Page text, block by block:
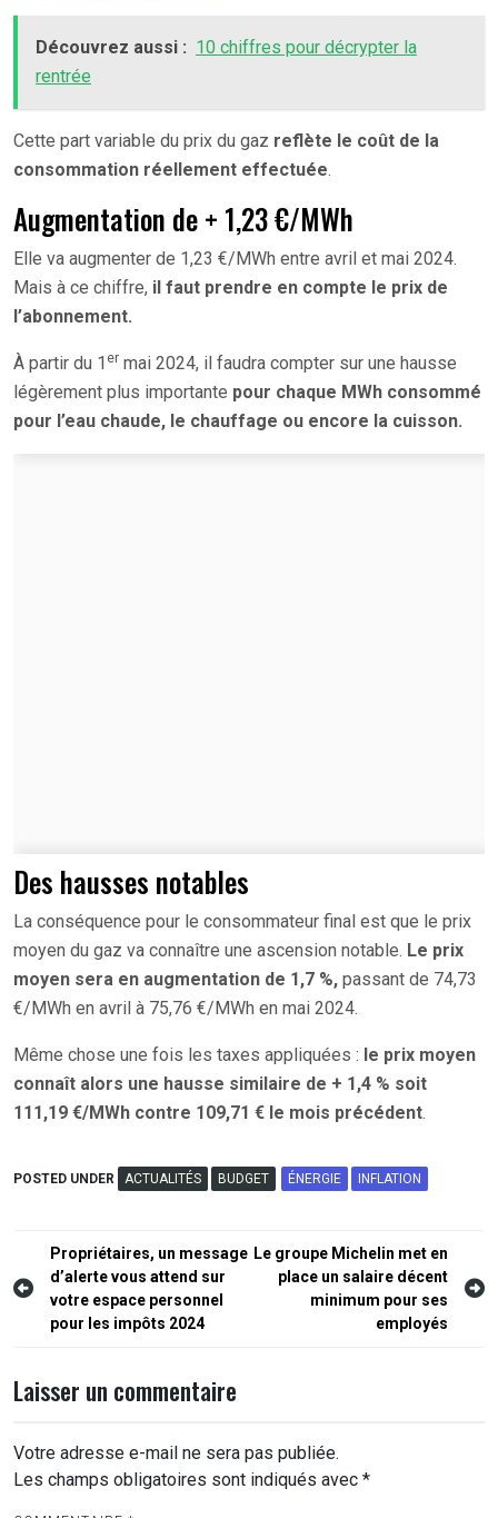
Découvrez aussi : 10 chiffres pour décrypter la
rentrée
Cette part variable du prix du gaz reflète le coût de la
consommation réellement effectuée.
Augmentation de + 1,23 €/MWh
Elle va augmenter de 1,23 €/MWh entre avril et mai 2024.
Mais à ce chiffre, il faut prendre en compte le prix de
l’abonnement.
À partir du 1 er mai 2024, il faudra compter sur une hausse
légèrement plus importante pour chaque MWh consommé
pour l’eau chaude, le chauffage ou encore la cuisson.
Des hausses notables
La conséquence pour le consommateur final est que le prix
moyen du gaz va connaître une ascension notable. Le prix
moyen sera en augmentation de 1,7 %, passant de 74,73
€/MWh en avril à 75,76 €/MWh en mai 2024.
Même chose une fois les taxes appliquées : le prix moyen
connaît alors une hausse similaire de + 1,4 % soit
111,19 €/MWh contre 109,71 € le mois précédent.
POSTED UNDER ACTUALITÉS BUDGET ÉNERGIE INFLATION
Navigation
de
l’article
Propriétaires, un message
d’alerte vous attend sur
votre espace personnel
pour les impôts 2024
Le groupe Michelin met en
place un salaire décent
minimum pour ses
employés
Laisser un commentaire
Votre adresse e-mail ne sera pas publiée.
Les champs obligatoires sont indiqués avec *